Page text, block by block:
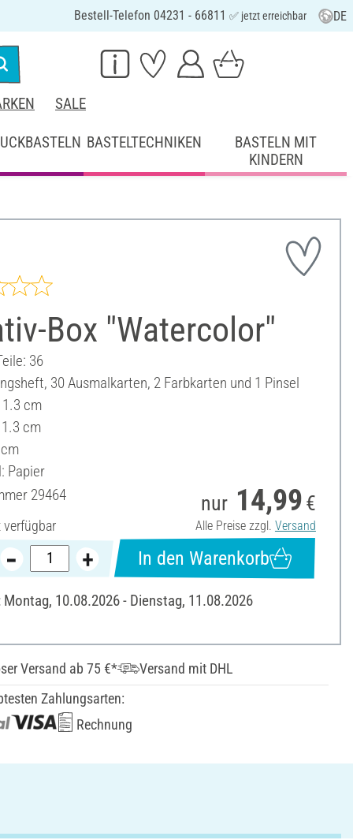
Bestell-Telefon 04231 - 66811 ✅ jetzt erreichbar DE
SALE
BASTELTECHNIKEN
BASTELN MIT
KINDERN
Box "Watercolor"
36
30 Ausmalkarten, 2 Farbkarten und 1 Pinsel
cm
cm
Papier
29464
verfügbar
nur 14,99 €
Alle Preise zzgl. Versand
In den Warenkorb
10.08.2026 - Dienstag, 11.08.2026
Versand ab 75 €*
Versand mit DHL
Zahlungsarten:
Rechnung